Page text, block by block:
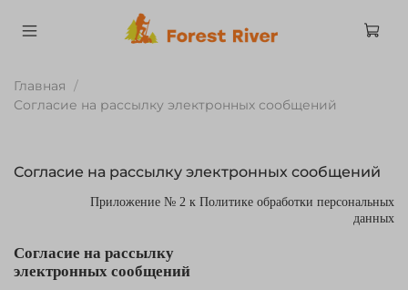
Главная
Согласие на рассылку электронных сообщений
Согласие на рассылку электронных сообщений
Приложение № 2 к Политике обработки персональных
данных
Согласие на рассылку
электронных сообщений